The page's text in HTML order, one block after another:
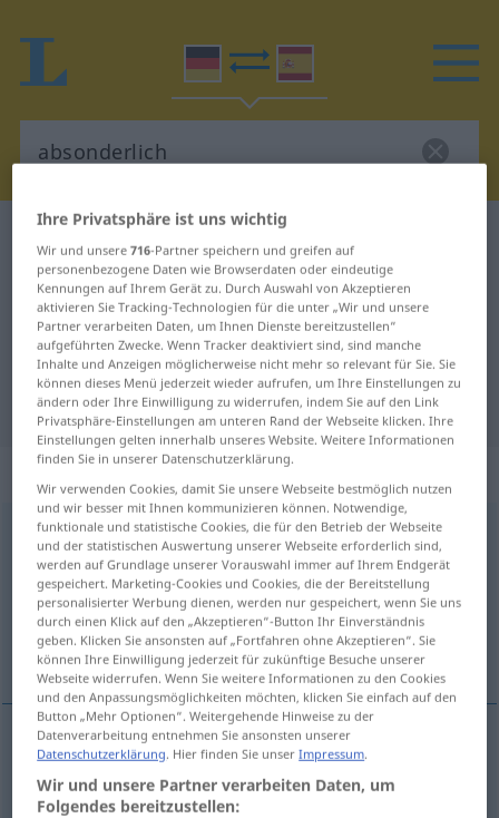
Deutsch-Spanisch Wörterbuch
Deutsch-Spanisch Übersetzung für
"absonderlich"
"absonderlich" Spanisch
Übersetzung
„absonderlich“: Adjektiv
absonderlichadj
Übersicht aller Übersetzungen
(Für mehr Details die Übersetzung anklicken/antippen)
raro, extraño
raro,extraño absonderlich
Ihre Privatsphäre ist uns wichtig
Wir und unsere716-Partner speichern und greifen auf
personenbezogene Daten wie Browserdaten oder eindeutige
Kennungen auf Ihrem Gerät zu. Durch Auswahl von Akzeptieren
aktivieren Sie Tracking-Technologien für die unter „Wir und unsere
Partner verarbeiten Daten, um Ihnen Dienste bereitzustellen“
aufgeführten Zwecke. Wenn Tracker deaktiviert sind, sind manche
Inhalte und Anzeigen möglicherweise nicht mehr so relevant für Sie. Sie
können dieses Menü jederzeit wieder aufrufen, um Ihre Einstellungen zu
ändern oder Ihre Einwilligung zu widerrufen, indem Sie auf den Link
Privatsphäre-Einstellungen am unteren Rand der Webseite klicken. Ihre
Einstellungen gelten innerhalb unseres Website. Weitere Informationen
finden Sie in unserer Datenschutzerklärung.
Wir verwenden Cookies, damit Sie unsere Webseite bestmöglich nutzen
und wir besser mit Ihnen kommunizieren können. Notwendige,
funktionale und statistische Cookies, die für den Betrieb der Webseite
und der statistischen Auswertung unserer Webseite erforderlich sind,
werden auf Grundlage unserer Vorauswahl immer auf Ihrem Endgerät
gespeichert. Marketing-Cookies und Cookies, die der Bereitstellung
personalisierter Werbung dienen, werden nur gespeichert, wenn Sie uns
durch einen Klick auf den „Akzeptieren“-Button Ihr Einverständnis
geben. Klicken Sie ansonsten auf „Fortfahren ohne Akzeptieren“. Sie
können Ihre Einwilligung jederzeit für zukünftige Besuche unserer
Webseite widerrufen. Wenn Sie weitere Informationen zu den Cookies
und den Anpassungsmöglichkeiten möchten, klicken Sie einfach auf den
Button „Mehr Optionen“. Weitergehende Hinweise zu der
Datenverarbeitung entnehmen Sie ansonsten unserer
Datenschutzerklärung. Hier finden Sie unserImpressum.
Wir und unsere Partner verarbeiten Daten, um
Folgendes bereitzustellen: